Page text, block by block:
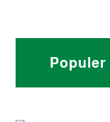
Populer